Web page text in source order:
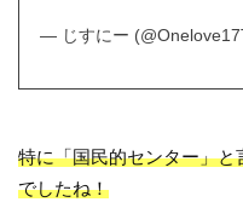
— じすにー
特に「国民的センター」
でしたね！